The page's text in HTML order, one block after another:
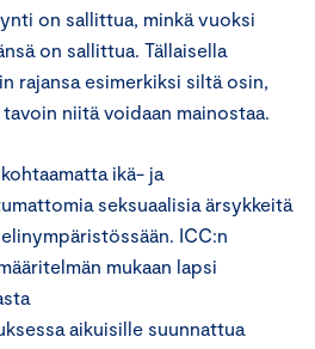
on sallittua, minkä vuoksi
on sallittua. Tällaisella
rajansa esimerkiksi siltä osin,
niitä voidaan mainostaa.
ikä- ja
seksuaalisia ärsykkeitä
ICC:n
mukaan lapsi
aikuisille suunnattua